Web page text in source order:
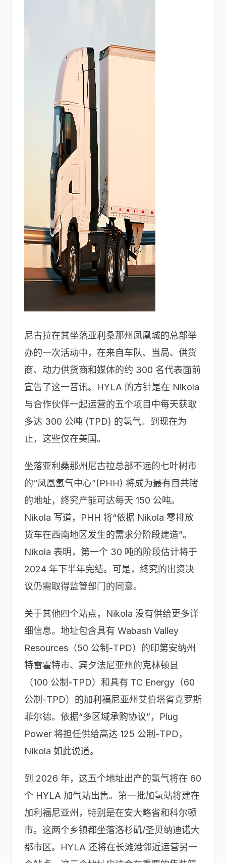
尼古拉在其坐落亚利桑那州凤凰城的总部举
办的一次活动中，在来自车队、当局、供货
商、动力供货商和媒体的约 300 名代表面前
宣告了这一音讯。HYLA 的方针是在 Nikola
与合作伙伴一起运营的五个项目中每天获取
多达 300 公吨 (TPD) 的氢气。到现在为
止，这些仅在美国。
坐落亚利桑那州尼古拉总部不远的七叶树市
的“凤凰氢气中心”(PHH) 将成为最有目共睹
的地址，终究产能可达每天 150 公吨。
Nikola 写道，PHH 将“依据 Nikola 零排放
货车在西南地区发生的需求分阶段建造”。
Nikola 表明，第一个 30 吨的阶段估计将于
2024 年下半年完结。可是，终究的出资决
议仍需取得监管部门的同意。
关于其他四个站点，Nikola 没有供给更多详
细信息。地址包含具有 Wabash Valley
Resources（50 公制-TPD）的印第安纳州
特雷霍特市、宾夕法尼亚州的克林顿县
（100 公制-TPD）和具有 TC Energy（60
公制-TPD）的加利福尼亚州艾伯塔省克罗斯
菲尔德。依据“多区域承购协议”，Plug
Power 将担任供给高达 125 公制-TPD，
Nikola 如此说道。
到 2026 年，这五个地址出产的氢气将在 60
个 HYLA 加气站出售。第一批加氢站将建在
加利福尼亚州，特别是在安大略省和科尔顿
市。这两个乡镇都坐落洛杉矶/圣贝纳迪诺大
都市区。HYLA 还将在长滩港邻近运营另一